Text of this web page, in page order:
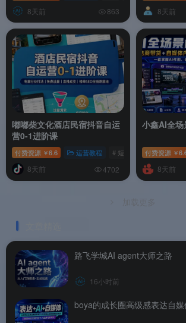
8天前 863 8天前
嘟嘟柴文化酒店民宿抖音自运
营0-1进阶课
付费资源 ￥6.6 运营教程 # 短视频 # 运营 #
8天前 4702
小鑫AI全
付费资源 ￥
8天前
路飞学城AI agent大师之路
16小时前
boya的成长圈高级感表达自